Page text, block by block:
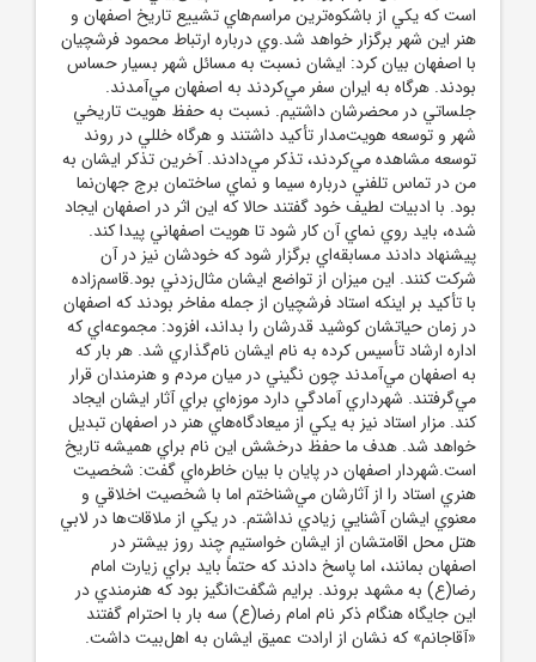
است که يکي از باشکوه‌ترين مراسم‌هاي تشييع تاريخ اصفهان و
هنر اين شهر برگزار خواهد شد.وي درباره ارتباط محمود فرشچيان
با اصفهان بيان کرد: ايشان نسبت به مسائل شهر بسيار حساس
بودند. هرگاه به ايران سفر مي‌کردند به اصفهان مي‌آمدند.
جلساتي در محضرشان داشتيم. نسبت به حفظ هويت تاريخي
شهر و توسعه هويت‌مدار تأکيد داشتند و هرگاه خللي در روند
توسعه مشاهده مي‌کردند، تذکر مي‌دادند. آخرين تذکر ايشان به
من در تماس تلفني درباره سيما و نماي ساختمان برج جهان‌نما
بود. با ادبيات لطيف خود گفتند حالا که اين اثر در اصفهان ايجاد
شده، بايد روي نماي آن کار شود تا هويت اصفهاني پيدا کند.
پيشنهاد دادند مسابقه‌اي برگزار شود که خودشان نيز در آن
شرکت کنند. اين ميزان از تواضع ايشان مثال‌زدني بود.قاسم‌زاده
با تأکيد بر اينکه استاد فرشچيان از جمله مفاخر بودند که اصفهان
در زمان حياتشان کوشيد قدرشان را بداند، افزود: مجموعه‌اي که
اداره ارشاد تأسيس کرده به نام ايشان نام‌گذاري شد. هر بار که
به اصفهان مي‌آمدند چون نگيني در ميان مردم و هنرمندان قرار
مي‌گرفتند. شهرداري آمادگي دارد موزه‌اي براي آثار ايشان ايجاد
کند. مزار استاد نيز به يکي از ميعادگاه‌هاي هنر در اصفهان تبديل
خواهد شد. هدف ما حفظ درخشش اين نام براي هميشه تاريخ
است.شهردار اصفهان در پايان با بيان خاطره‌اي گفت: شخصيت
هنري استاد را از آثارشان مي‌شناختم اما با شخصيت اخلاقي و
معنوي ايشان آشنايي زيادي نداشتم. در يکي از ملاقات‌ها در لابي
هتل محل اقامتشان از ايشان خواستيم چند روز بيشتر در
اصفهان بمانند، اما پاسخ دادند که حتماً بايد براي زيارت امام
رضا(ع) به مشهد بروند. برايم شگفت‌انگيز بود که هنرمندي در
اين جايگاه هنگام ذکر نام امام رضا(ع) سه بار با احترام گفتند
«آقاجانم» که نشان از ارادت عميق ايشان به اهل‌بيت داشت.